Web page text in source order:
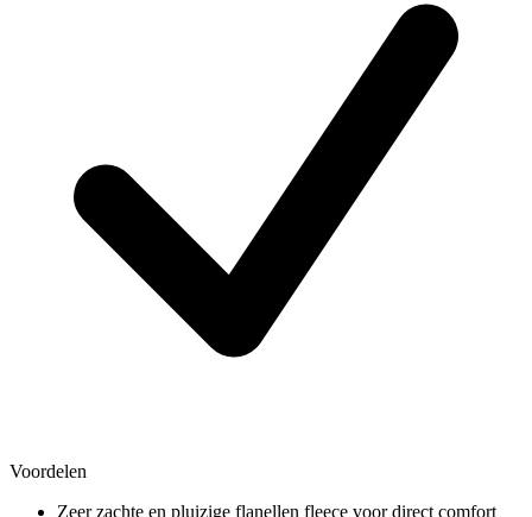
Voordelen
Zeer zachte en pluizige flanellen fleece voor direct comfort